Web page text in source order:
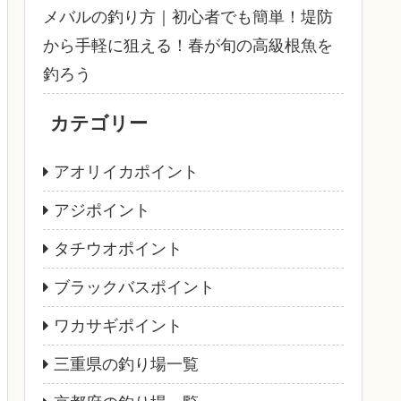
メバルの釣り方｜初心者でも簡単！堤防
から手軽に狙える！春が旬の高級根魚を
釣ろう
カテゴリー
アオリイカポイント
アジポイント
タチウオポイント
ブラックバスポイント
ワカサギポイント
三重県の釣り場一覧